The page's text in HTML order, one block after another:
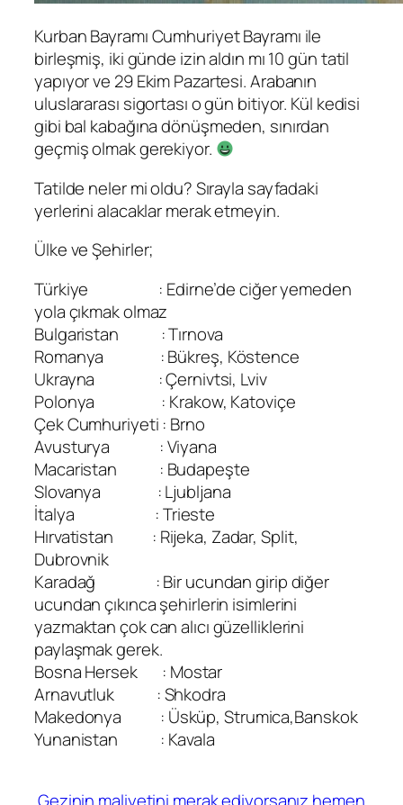
Kurban Bayramı Cumhuriyet Bayramı ile
birleşmiş, iki günde izin aldın mı 10 gün tatil
yapıyor ve 29 Ekim Pazartesi. Arabanın
uluslararası sigortası o gün bitiyor. Kül kedisi
gibi bal kabağına dönüşmeden, sınırdan
geçmiş olmak gerekiyor.
Tatilde neler mi oldu? Sırayla sayfadaki
yerlerini alacaklar merak etmeyin.
Ülke ve Şehirler;
Türkiye : Edirne’de ciğer yemeden
yola çıkmak olmaz
Bulgaristan : Tırnova
Romanya : Bükreş, Köstence
Ukrayna : Çernivtsi, Lviv
Polonya : Krakow, Katoviçe
Çek Cumhuriyeti : Brno
Avusturya : Viyana
Macaristan : Budapeşte
Slovanya : Ljubljana
İtalya : Trieste
Hırvatistan : Rijeka, Zadar, Split,
Dubrovnik
Karadağ : Bir ucundan girip diğer
ucundan çıkınca şehirlerin isimlerini
yazmaktan çok can alıcı güzelliklerini
paylaşmak gerek.
Bosna Hersek : Mostar
Arnavutluk : Shkodra
Makedonya : Üsküp, Strumica,Banskok
Yunanistan : Kavala